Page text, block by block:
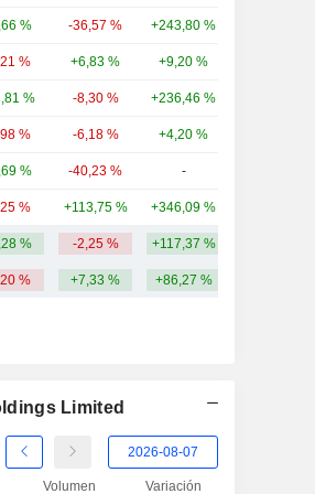
% -36,57 % +243,80 %
% +6,83 % +9,20 %
% -8,30 % +236,46 %
% -6,18 % +4,20 %
% -40,23 % -
% +113,75 % +346,09 %
% -2,25 % +117,37 %
% +7,33 % +86,27 %
Limited
Volumen Variación